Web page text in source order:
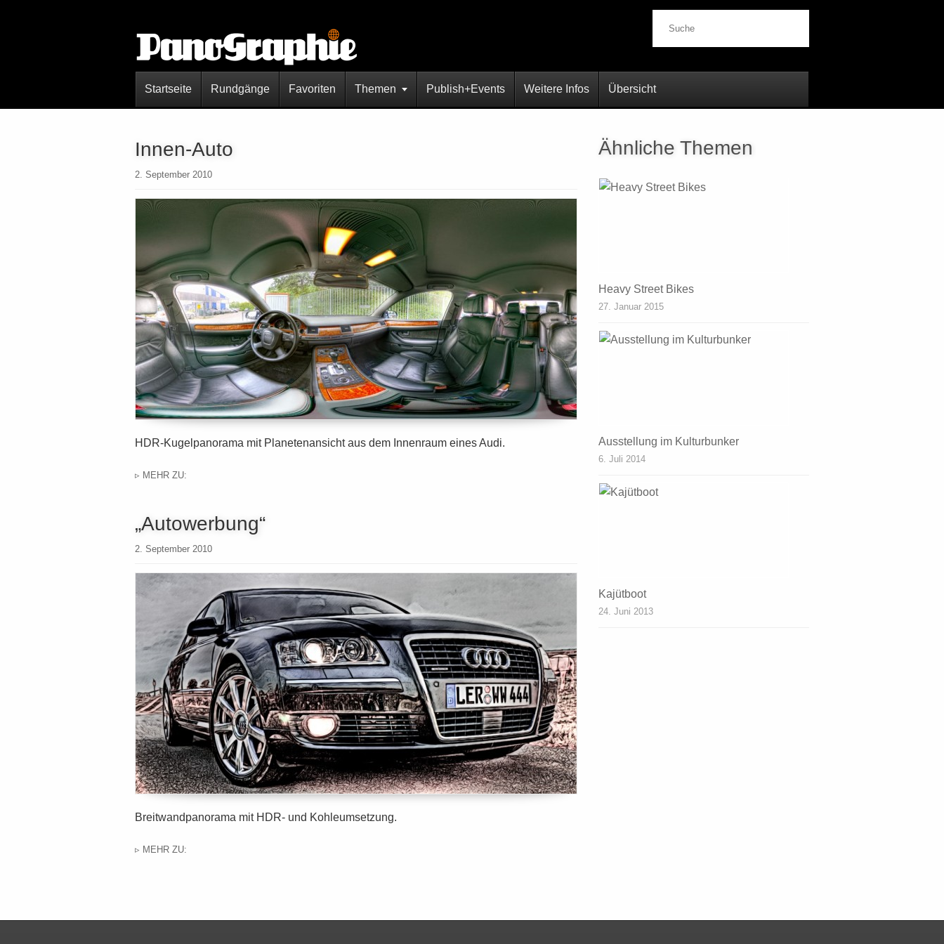
Suche
Startseite Rundgänge Favoriten Themen Publish+Events Weitere Infos Übersicht
Innen-Auto
2. September 2010
HDR-Kugelpanorama mit Planetenansicht aus dem Innenraum eines Audi.
▹ MEHR ZU:
„Autowerbung“
2. September 2010
Breitwandpanorama mit HDR- und Kohleumsetzung.
▹ MEHR ZU:
Ähnliche Themen
Heavy Street Bikes
27. Januar 2015
Ausstellung im Kulturbunker
6. Juli 2014
Kajütboot
24. Juni 2013